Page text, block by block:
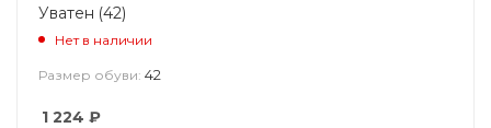
Уватен (42)
Нет в наличии
Размер обуви: 42
1 224 ₽